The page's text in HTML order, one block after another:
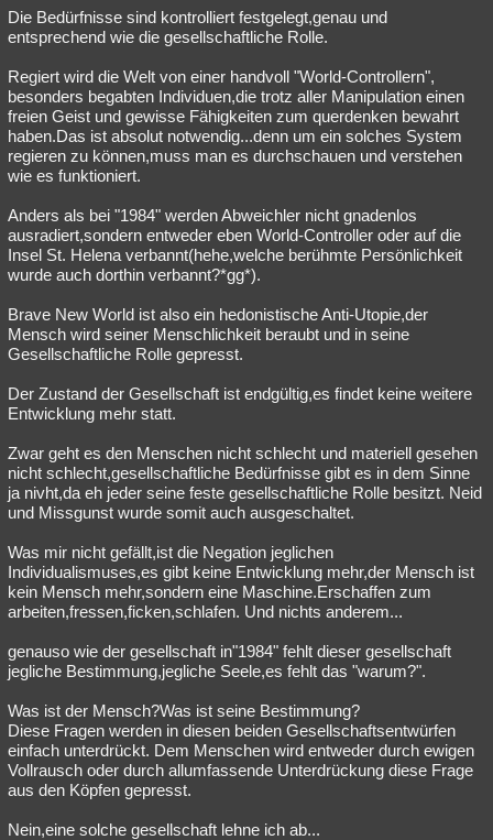
Die Bedürfnisse sind kontrolliert festgelegt,genau und
entsprechend wie die gesellschaftliche Rolle.
Regiert wird die Welt von einer handvoll "World-Controllern",
besonders begabten Individuen,die trotz aller Manipulation einen
freien Geist und gewisse Fähigkeiten zum querdenken bewahrt
haben.Das ist absolut notwendig...denn um ein solches System
regieren zu können,muss man es durchschauen und verstehen
wie es funktioniert.
Anders als bei "1984" werden Abweichler nicht gnadenlos
ausradiert,sondern entweder eben World-Controller oder auf die
Insel St. Helena verbannt(hehe,welche berühmte Persönlichkeit
wurde auch dorthin verbannt?*gg*).
Brave New World ist also ein hedonistische Anti-Utopie,der
Mensch wird seiner Menschlichkeit beraubt und in seine
Gesellschaftliche Rolle gepresst.
Der Zustand der Gesellschaft ist endgültig,es findet keine weitere
Entwicklung mehr statt.
Zwar geht es den Menschen nicht schlecht und materiell gesehen
nicht schlecht,gesellschaftliche Bedürfnisse gibt es in dem Sinne
ja nivht,da eh jeder seine feste gesellschaftliche Rolle besitzt. Neid
und Missgunst wurde somit auch ausgeschaltet.
Was mir nicht gefällt,ist die Negation jeglichen
Individualismuses,es gibt keine Entwicklung mehr,der Mensch ist
kein Mensch mehr,sondern eine Maschine.Erschaffen zum
arbeiten,fressen,ficken,schlafen. Und nichts anderem...
genauso wie der gesellschaft in"1984" fehlt dieser gesellschaft
jegliche Bestimmung,jegliche Seele,es fehlt das "warum?".
Was ist der Mensch?Was ist seine Bestimmung?
Diese Fragen werden in diesen beiden Gesellschaftsentwürfen
einfach unterdrückt. Dem Menschen wird entweder durch ewigen
Vollrausch oder durch allumfassende Unterdrückung diese Frage
aus den Köpfen gepresst.
Nein,eine solche gesellschaft lehne ich ab...